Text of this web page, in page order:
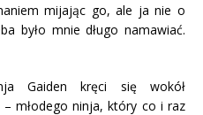
mijając go, ale ja nie o
było mnie długo namawiać.
Gaiden kręci się wokół
młodego ninja, który co i raz